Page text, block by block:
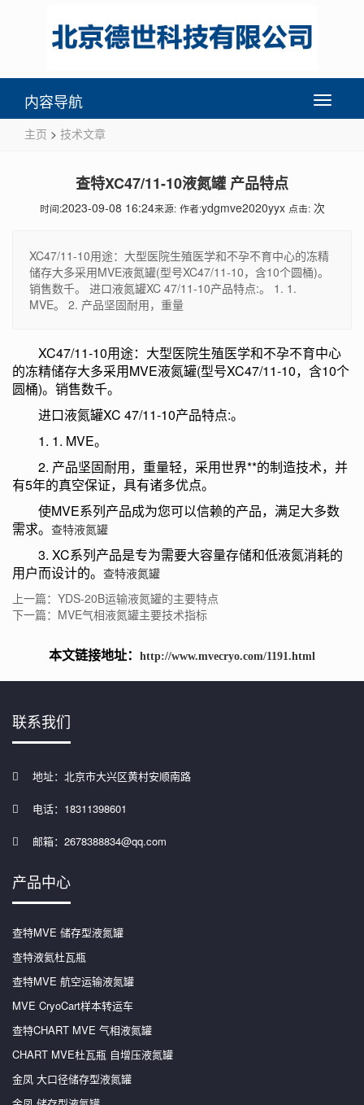
Toggle
内容导航
主页 > 技术文章
查特XC47/11-10液氮罐 产品特点
时间:2023-09-08 16:24来源: 作者:ydgmve2020yyx 点击: 次
XC47/11-10用途：大型医院生殖医学和不孕不育中心的冻精
储存大多采用MVE液氮罐(型号XC47/11-10，含10个圆桶)。
销售数千。 进口液氮罐XC 47/11-10产品特点:。 1. 1.
MVE。 2. 产品坚固耐用，重量
XC47/11-10用途：大型医院生殖医学和不孕不育中心
的冻精储存大多采用MVE液氮罐(型号XC47/11-10，含10个
圆桶)。销售数千。
进口液氮罐XC 47/11-10产品特点:。
1. 1. MVE。
2. 产品坚固耐用，重量轻，采用世界**的制造技术，并
有5年的真空保证，具有诸多优点。
使MVE系列产品成为您可以信赖的产品，满足大多数
需求。 查特液氮罐
3. XC系列产品是专为需要大容量存储和低液氮消耗的
用户而设计的。 查特液氮罐
上一篇：YDS-20B运输液氮罐的主要特点
下一篇：MVE气相液氮罐主要技术指标
本文链接地址： http://www.mvecryo.com/1191.html
联系我们
地址：北京市大兴区黄村安顺南路
电话：18311398601
邮箱：2678388834@qq.com
产品中心
查特MVE 储存型液氮罐
查特液氦杜瓦瓶
查特MVE 航空运输液氮罐
MVE CryoCart样本转运车
查特CHART MVE 气相液氮罐
CHART MVE杜瓦瓶 自增压液氮罐
金凤 大口径储存型液氮罐